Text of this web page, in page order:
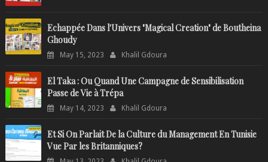
Echappée Dans l'Univers "Magical Creation" de Boutheina
Ghoudy
May 15, 2023 Khalil Gdoura
El Taka : Ou Quand Une Campagne de Sensibilisation
Passe de Vie à Trépa
May 14, 2023 Khalil Gdoura
Et Si On Parlait De la Culture du Management En Tunisie
Vue Par les Britanniques?